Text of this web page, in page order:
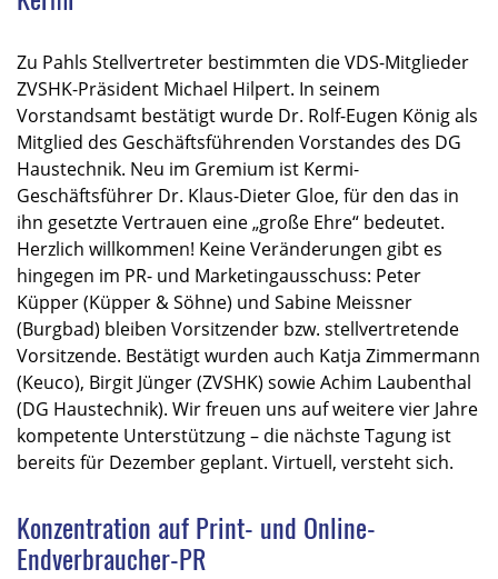
Zu Pahls Stellvertreter bestimmten die VDS-Mitglieder
ZVSHK-Präsident Michael Hilpert. In seinem
Vorstandsamt bestätigt wurde Dr. Rolf-Eugen König als
Mitglied des Geschäftsführenden Vorstandes des DG
Haustechnik. Neu im Gremium ist Kermi-
Geschäftsführer Dr. Klaus-Dieter Gloe, für den das in
ihn gesetzte Vertrauen eine „große Ehre“ bedeutet.
Herzlich willkommen! Keine Veränderungen gibt es
hingegen im PR- und Marketingausschuss: Peter
Küpper (Küpper & Söhne) und Sabine Meissner
(Burgbad) bleiben Vorsitzender bzw. stellvertretende
Vorsitzende. Bestätigt wurden auch Katja Zimmermann
(Keuco), Birgit Jünger (ZVSHK) sowie Achim Laubenthal
(DG Haustechnik). Wir freuen uns auf weitere vier Jahre
kompetente Unterstützung – die nächste Tagung ist
bereits für Dezember geplant. Virtuell, versteht sich.
Konzentration auf Print- und Online-
Endverbraucher-PR